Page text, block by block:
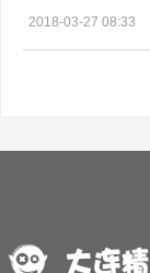
2018-03-27 08:33